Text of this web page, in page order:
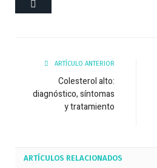
ARTÍCULO ANTERIOR
Colesterol alto:
diagnóstico, síntomas
y tratamiento
ARTÍCULOS RELACIONADOS